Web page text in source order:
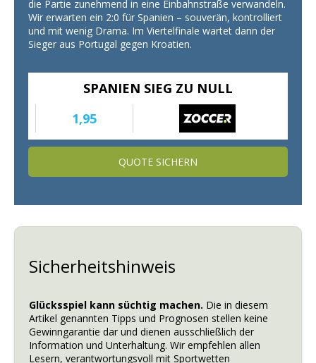
die Partie zunehmend in eine Einbahnstraße verwandeln.
Wir erwarten ein 2:0 für Spanien – souverän, kontrolliert
und mit wenig Drama. Im Viertelfinale wartet dann der
Sieger aus Portugal gegen Kroatien.
SPANIEN SIEG ZU NULL
1,95
QUOTE SICHERN
Sicherheitshinweis
Glücksspiel kann süchtig machen. Die in diesem
Artikel genannten Tipps und Prognosen stellen keine
Gewinngarantie dar und dienen ausschließlich der
Information und Unterhaltung. Wir empfehlen allen
Lesern, verantwortungsvoll mit Sportwetten